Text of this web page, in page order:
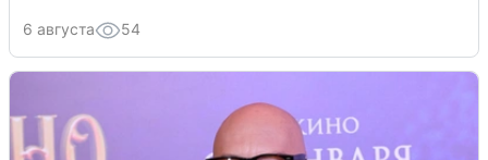
6 августа 54